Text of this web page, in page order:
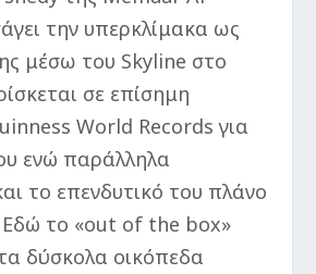
την υπερκλίμακα ως
μέσω του Skyline στο
σε επίσημη
World Records για
ενώ παράλληλα
το επενδυτικό του πλάνο
Εδώ το «out of the box»
δύσκολα οικόπεδα